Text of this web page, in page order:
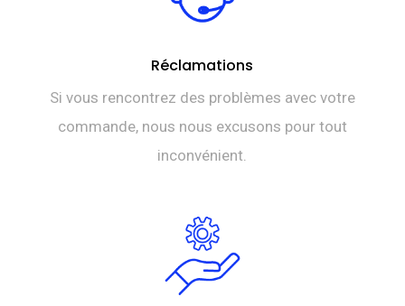
Réclamations
Si vous rencontrez des problèmes avec votre
commande, nous nous excusons pour tout
inconvénient.